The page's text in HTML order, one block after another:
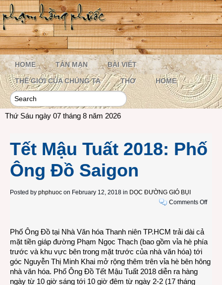
HOME TẢN MẠN BÀI VIẾT
THẾ GIỚI CỦA CHÚNG TA THƠ HOME
Thứ Sáu ngày 07 tháng 8 năm 2026
Tết Mậu Tuất 2018: Phố
Ông Đồ Saigon
Posted by phphuoc on February 12, 2018 in DỌC ĐƯỜNG GIÓ BỤI
Comments Offon
2018:
Ông
Phố Ông Đồ tại Nhà Văn hóa Thanh niên TP.HCM trải dài cả
mặt tiền giáp đường Phạm Ngọc Thạch (bao gồm vỉa hè phía
trước và khu vực bên trong mặt trước của nhà văn hóa) tới
góc Nguyễn Thị Minh Khai mở rộng thêm trên vỉa hè bên hông
nhà văn hóa. Phố Ông Đồ Tết Mậu Tuất 2018 diễn ra hàng
ngày từ 10 giờ sáng tới 10 giờ đêm từ ngày 2-2 (17 tháng